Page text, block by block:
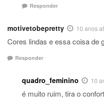
Responder
motivetobepretty 10 anos
Cores lindas e essa coisa de
Responder
quadro_feminino 10
é muito ruim, tira o